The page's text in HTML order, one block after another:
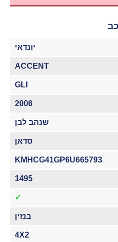
יונדאי
ACCENT
GLI
2006
שנהב לבן
סדאן
KMHCG41GP6U665793
1495
✓
בנזין
4X2